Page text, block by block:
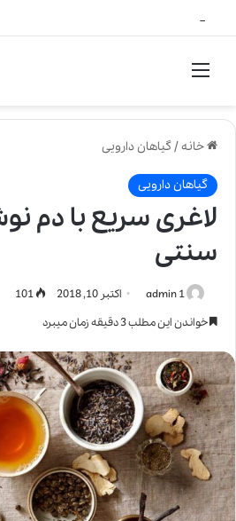
منو
خانه/ گیاهان دارویی
گیاهان دارویی
لاغری سریع با دم
سنتی
admin 1 اکتبر 10, 2018
خواندن این مطلب 3 دقیقه زمان میبرد